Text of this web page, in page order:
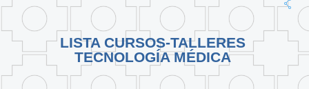
LISTA CURSOS-TALLERES
TECNOLOGÍA MÉDICA